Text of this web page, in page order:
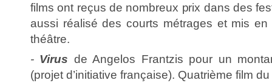
films ont reçus de nombreux prix dans des
aussi réalisé des courts métrages et mis
théâtre.
- Virus de Angelos Frantzis pour un
(projet d’initiative française). Quatrième film